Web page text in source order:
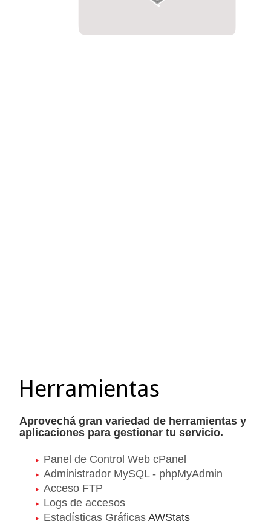
Herramientas
Aprovechá gran variedad de herramientas y
aplicaciones para gestionar tu servicio.
Panel de Control Web cPanel
Administrador MySQL - phpMyAdmin
Acceso FTP
Logs de accesos
Estadísticas Gráficas AWStats